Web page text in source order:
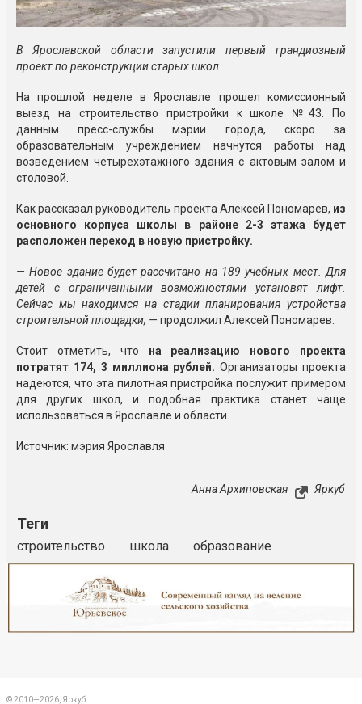
В Ярославской области запустили первый грандиозный
проект по реконструкции старых школ.
На прошлой неделе в Ярославле прошел комиссионный
выезд на строительство пристройки к школе №43. По
данным пресс-службы мэрии города, скоро за
образовательным учреждением начнутся работы над
возведением четырехэтажного здания с актовым залом и
столовой.
Как рассказал руководитель проекта Алексей Пономарев, из
основного корпуса школы в районе 2-3 этажа будет
расположен переход в новую пристройку.
— Новое здание будет рассчитано на 189 учебных мест. Для
детей с ограниченными возможностями установят лифт.
Сейчас мы находимся на стадии планирования устройства
строительной площадки, — продолжил Алексей Пономарев.
Стоит отметить, что на реализацию нового проекта
потратят 174, 3 миллиона рублей.Организаторы проекта
надеются, что эта пилотная пристройка послужит примером
для других школ, и подобная практика станет чаще
использоваться в Ярославле и области.
Источник: мэрия Ярославля
Анна Архиповская Яркуб
Теги
строительство школа образование
© 2010—2026, Яркуб